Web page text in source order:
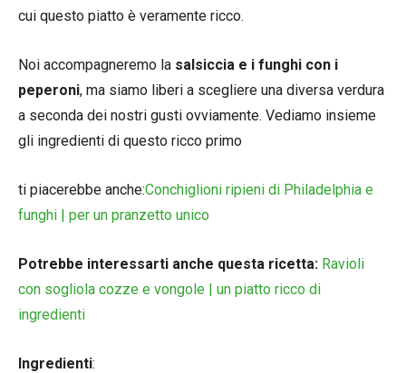
cui questo piatto è veramente ricco.
Noi accompagneremo la salsiccia e i funghi con i
peperoni, ma siamo liberi a scegliere una diversa verdura
a seconda dei nostri gusti ovviamente. Vediamo insieme
gli ingredienti di questo ricco primo
ti piacerebbe anche:Conchiglioni ripieni di Philadelphia e
funghi | per un pranzetto unico
Potrebbe interessarti anche questa ricetta: Ravioli
con sogliola cozze e vongole | un piatto ricco di
ingredienti
Ingredienti: